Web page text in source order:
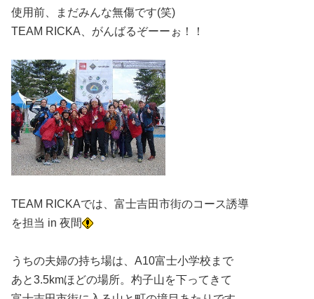
使用前、まだみんな無傷です(笑)
TEAM RICKA、がんばるぞーーぉ！！
TEAM RICKAでは、富士吉田市街のコース誘導
を担当 in 夜間
うちの夫婦の持ち場は、A10富士小学校まで
あと3.5kmほどの場所。杓子山を下ってきて